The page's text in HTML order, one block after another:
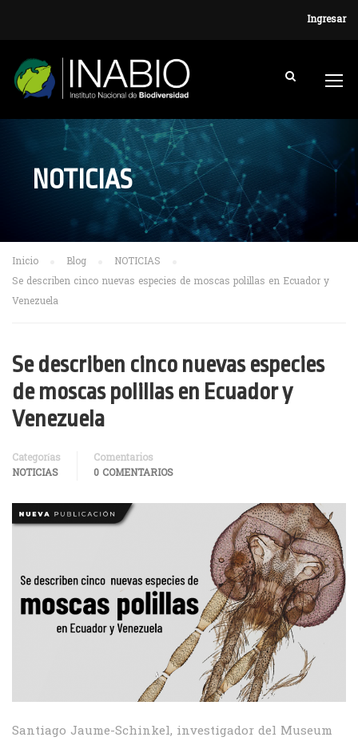
Ingresar
NOTICIAS
Inicio Blog
NOTICIAS
Se describen cinco nuevas especies de moscas polillas en Ecuador y
Venezuela
Se describen cinco nuevas especies
de moscas polillas en Ecuador y
Venezuela
Categorías
NOTICIAS
Comentarios
0 COMENTARIOS
Santiago Jaume-Schinkel, investigador del Museum